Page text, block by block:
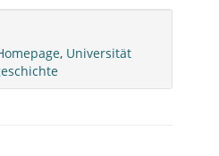
, Universität